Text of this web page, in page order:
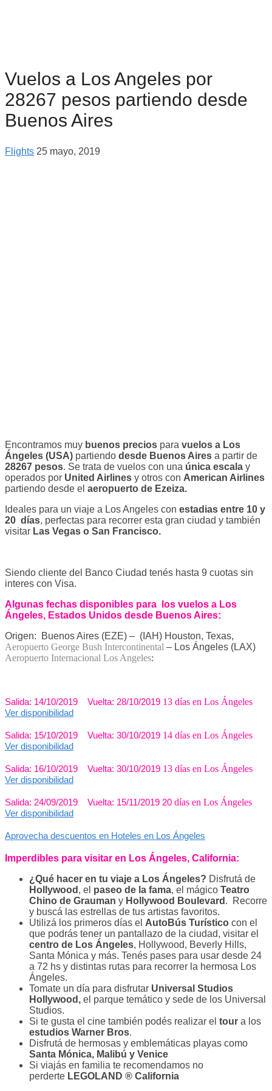
Vuelos a Los Angeles por
28267 pesos partiendo desde
Buenos Aires
Flights 25 mayo, 2019
Encontramos muy buenos precios para vuelos a Los
Ángeles (USA) partiendo desde Buenos Aires a partir de
28267 pesos. Se trata de vuelos con una única escala y
operados por United Airlines y otros con American Airlines
partiendo desde el aeropuerto de Ezeiza.
Ideales para un viaje a Los Angeles con estadias entre 10 y
20 días, perfectas para recorrer esta gran ciudad y también
visitar Las Vegas o San Francisco.
Siendo cliente del Banco Ciudad tenés hasta 9 cuotas sin
interes con Visa.
Algunas fechas disponibles para los vuelos a Los
Ángeles, Estados Unidos desde Buenos Aires:
Origen: Buenos Aires (EZE) – (IAH) Houston, Texas,
Aeropuerto George Bush Intercontinental – Los Ángeles (LAX)
Aeropuerto Internacional Los Angeles:
Salida: 14/10/2019 Vuelta: 28/10/2019 13 días en Los Ángeles
Ver disponibilidad
Salida: 15/10/2019 Vuelta: 30/10/2019 14 días en Los Ángeles
Ver disponibilidad
Salida: 16/10/2019 Vuelta: 30/10/2019 13 días en Los Ángeles
Ver disponibilidad
Salida: 24/09/2019 Vuelta: 15/11/2019 20 días en Los Ángeles
Ver disponibilidad
Aprovecha descuentos en Hoteles en Los Ángeles
Imperdibles para visitar en Los Ángeles, California:
¿Qué hacer en tu viaje a Los Ángeles? Disfrutá de
Hollywood , el paseo de la fama, el mágico Teatro
Chino de Grauman y Hollywood Boulevard . Recorre
y buscá las estrellas de tus artistas favoritos.
Utilizá los primeros días el AutoBús Turístico con el
que podrás tener un pantallazo de la ciudad, visitar el
centro de Los Ángeles, Hollywood, Beverly Hills,
Santa Mónica y más. Tenés pases para usar desde 24
a 72 hs y distintas rutas para recorrer la hermosa Los
Ángeles.
Tomate un día para disfrutar Universal Studios
Hollywood, el parque temático y sede de los Universal
Studios.
Si te gusta el cine también podés realizar el tour a los
estudios Warner Bros.
Disfrutá de hermosas y emblemáticas playas como
Santa Mónica, Malibú y Venice
Si viajás en familia te recomendamos no
perderte LEGOLAND ® California